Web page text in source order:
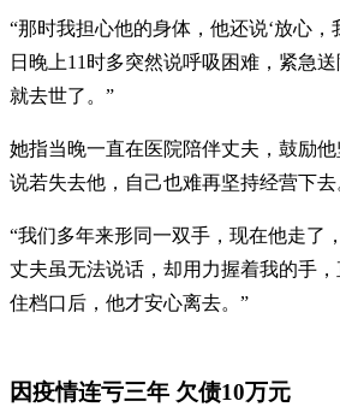
“那时我担心他的身体，他还说‘放心，
日晚上11时多突然说呼吸困难，紧急
就去世了。”
她指当晚一直在医院陪伴丈夫，鼓励
说若失去他，自己也难再坚持经营下去
“我们多年来形同一双手，现在他走了
丈夫虽无法说话，却用力握着我的手
住档口后，他才安心离去。”
因疫情连亏三年 欠债10万元